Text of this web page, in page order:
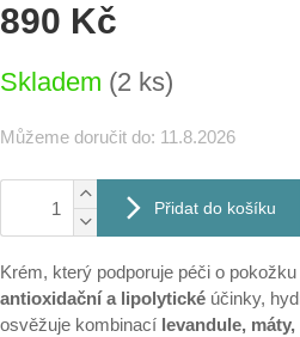
890 Kč
cena:
Skladem (2 ks)
Můžeme doručit do: 11.8.2026
Přidat do košíku
Krém, který podporuje péči o
antioxidační a lipolytické účinky,
osvěžuje kombinací levandule,